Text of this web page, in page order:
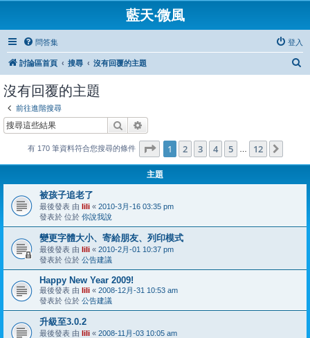
藍天‧微風
問答集 登入
討論區首頁 搜尋 沒有回覆的主題
沒有回覆的主題
前往進階搜尋
搜尋
有 170 筆資料符合您搜尋的條件 第 1 頁 (共12 頁)
1 2 3 4 5 12
主題
被孩子追老了
最後發表 由 lili « 2010-3月-16 03:35 pm
發表於 位於 你說我說
變更字體大小、寄給朋友、列印模式
最後發表 由 lili « 2010-2月-01 10:37 pm
發表於 位於 公告建議
Happy New Year 2009!
最後發表 由 lili « 2008-12月-31 10:53 am
發表於 位於 公告建議
升級至3.0.2
最後發表 由 lili « 2008-11月-03 10:05 am